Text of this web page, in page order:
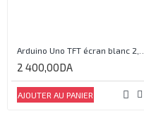
2 400,00DA
AJOUTER AU PANIER